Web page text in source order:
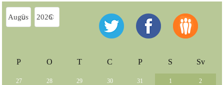
P O T C P S Sv
27 28 29 30 31 1 2